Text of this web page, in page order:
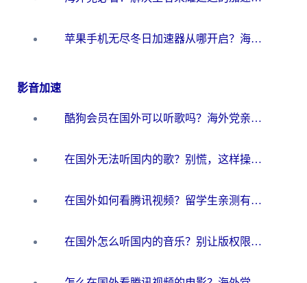
苹果手机无尽冬日加速器从哪开启？海外玩家的冬日生存指南
影音加速
酷狗会员在国外可以听歌吗？海外党亲测有效：3步解决音乐权限难题
在国外无法听国内的歌？别慌，这样操作就能畅听QQ音乐（附亲测加速器推荐）
在国外如何看腾讯视频？留学生亲测有效的回国加速方案
在国外怎么听国内的音乐？别让版权限制断了你的华语歌单